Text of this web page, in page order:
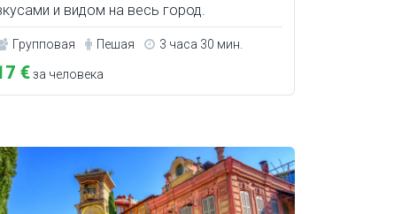
и видом на весь город.
Групповая Пешая 3 часа 30 мин.
€за человека